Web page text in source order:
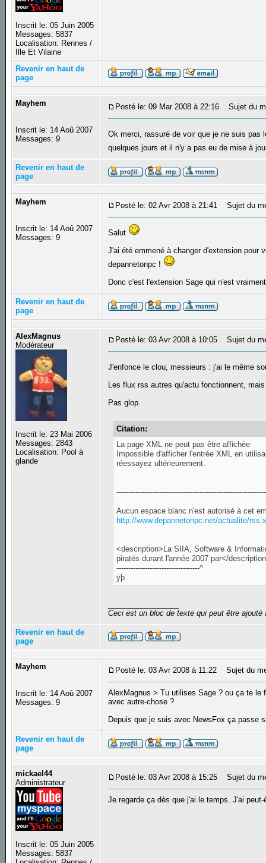
Inscrit le: 05 Juin 2005
Messages: 5837
Localisation: Rennes /
Ille Et Vilaine
Revenir en haut de
page
Mayhem
Inscrit le: 14 Aoû 2007
Messages: 9
Posté le: 09 Mar 2008 à 22:16 Sujet du
Ok merci, rassuré de voir que je ne suis
quelques jours et il n'y a pas eu de mise à
Revenir en haut de
page
Mayhem
Inscrit le: 14 Aoû 2007
Messages: 9
Posté le: 02 Avr 2008 à 21:41 Sujet du
Salut
J'ai été emmené à changer d'extension pour
depannetonpc !
Donc c'est l'extension Sage qui n'est
Revenir en haut de
page
AlexMagnus
Modérateur
Inscrit le: 23 Mai 2006
Messages: 2843
Localisation: Pool à
glande
Posté le: 03 Avr 2008 à 10:05 Sujet du
J'enfonce le clou, messieurs : j'ai le même
Les flux rss autres qu'actu fonctionnent,
Pas glop.
Citation:
La page XML ne peut pas être affichée
Impossible d'afficher l'entrée XML en
réessayez ultérieurement.
Aucun espace blanc n'est autorisé à cet
http://www.depannetonpc.net/actualite/
<description>La SIIA, Software &
piratés durant l'année 2007 par</
-----------------------------------^
ÿþ
Ceci est un bloc de texte qui peut être
Revenir en haut de
page
Mayhem
Inscrit le: 14 Aoû 2007
Messages: 9
Posté le: 03 Avr 2008 à 11:22 Sujet du
AlexMagnus > Tu utilises Sage ? ou ça te le
avec autre-chose ?
Depuis que je suis avec NewsFox ça passe
Revenir en haut de
page
mickael44
Administrateur
Inscrit le: 05 Juin 2005
Messages: 5837
Posté le: 03 Avr 2008 à 15:25 Sujet du
Je regarde ça dès que j'ai le temps. J'ai